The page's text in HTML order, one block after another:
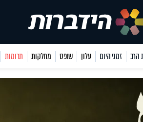
הרב זמני היום עלון שופס מחלקות תרומות